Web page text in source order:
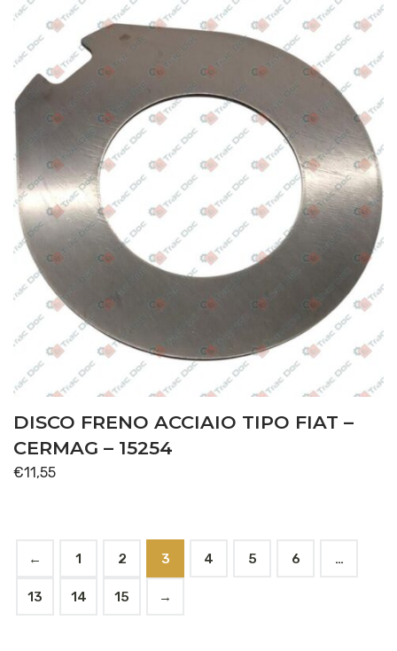
DISCO FRENO ACCIAIO TIPO FIAT –
CERMAG – 15254
€11,55
← 1 2 3 4 5 6 …
13 14 15 →